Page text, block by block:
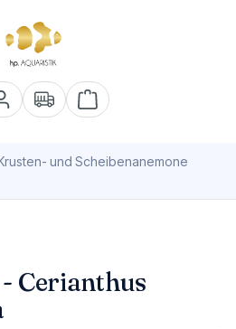
Warenkorb enthält 0
und Scheibenanemone
Cerianthus